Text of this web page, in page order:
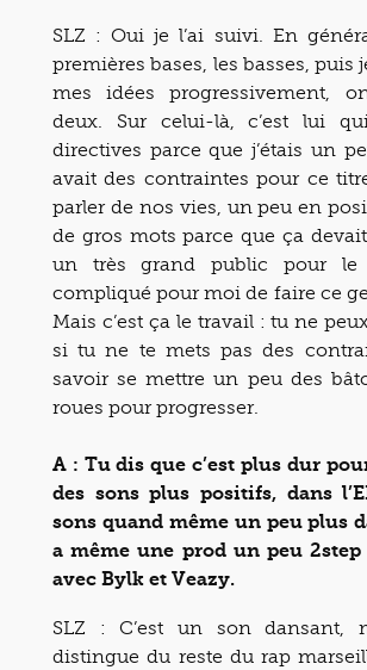
SLZ : Oui je l’ai suivi. En
premières bases, les basses, puis
mes idées progressivement,
deux. Sur celui-là, c’est lui
directives parce que j’étais un
avait des contraintes pour ce
parler de nos vies, un peu en
de gros mots parce que ça devait
un très grand public pour le
compliqué pour moi de faire ce
Mais c’est ça le travail : tu ne
si tu ne te mets pas des
savoir se mettre un peu des
roues pour progresser.
A : Tu dis que c’est plus dur
des sons plus positifs, dans
sons quand même un peu plus
a même une prod un peu
avec Bylk et Veazy.
SLZ : C’est un son dansant,
distingue du reste du rap